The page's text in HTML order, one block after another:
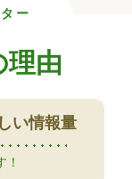
ー
理由
い情報量